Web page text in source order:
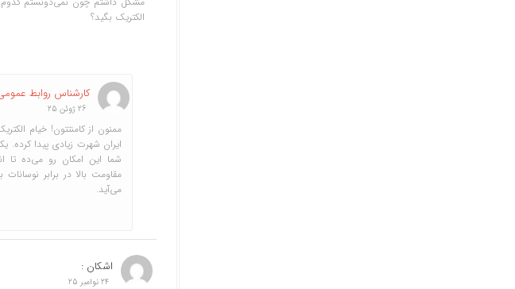
الکتریک بگید؟
کارشناس روابط
26 ژوئن 25
ممنون از کامنتتون! خیام
ایران شهرت زیادی پیدا کرده.
شما این امکان رو می‌ده تا
مقاومت بالا در برابر
می‌آید.
اشکان :
24 نوامبر 25